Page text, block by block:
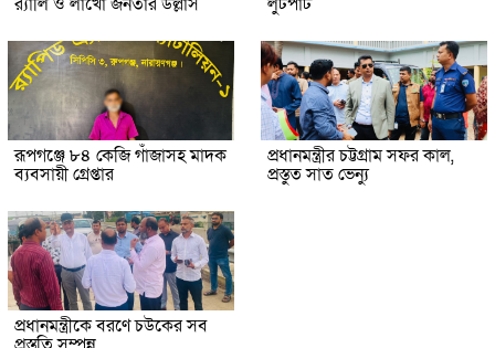
রূপগঞ্জে ৮৪ কেজি গাঁজাসহ মাদক
ব্যবসায়ী গ্রেপ্তার
প্রধানমন্ত্রীর চট্টগ্রাম সফর কাল,
প্রস্তুত সাত ভেন্যু
প্রধানমন্ত্রীকে বরণে চউকের সব